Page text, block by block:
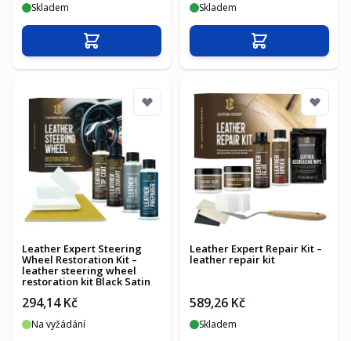
Skladem
Přidat do košíku
Skladem
Přidat do košíku
Leather Expert Steering
Wheel Restoration Kit –
leather steering wheel
restoration kit Black Satin
294,14 Kč
Na vyžádání
Leather Expert Repair Kit –
leather repair kit
589,26 Kč
Skladem